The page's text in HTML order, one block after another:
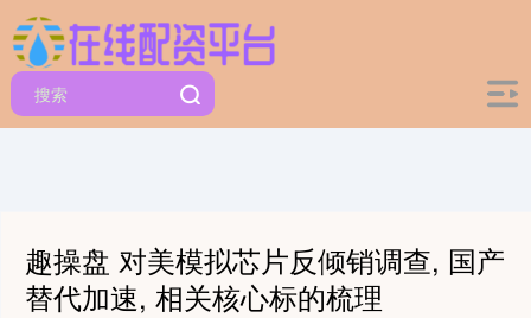
趣操盘 对美模拟芯片反倾销调查, 国产
替代加速, 相关核心标的梳理